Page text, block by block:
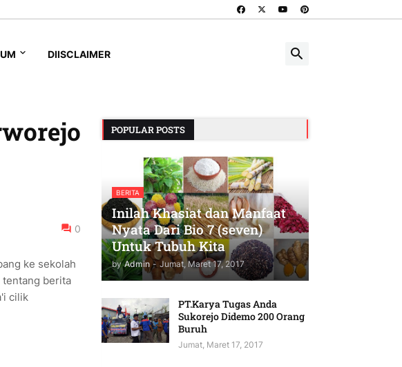
DIISCLAIMER
0
ke sekolah
tentang berita
cilik
POPULAR POSTS
BERITA
Inilah Khasiat dan Manfaat
Nyata Dari Bio 7 (seven)
Untuk Tubuh Kita
by Admin - Jumat, Maret 17, 2017
PT.Karya Tugas Anda
Sukorejo Didemo 200 Orang
Buruh
Jumat, Maret 17, 2017